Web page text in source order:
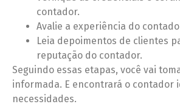
contador.
Avalie a experiência do
Leia depoimentos de clientes
reputação do contador.
Seguindo essas etapas, você vai
informada. E encontrará o contador
necessidades.